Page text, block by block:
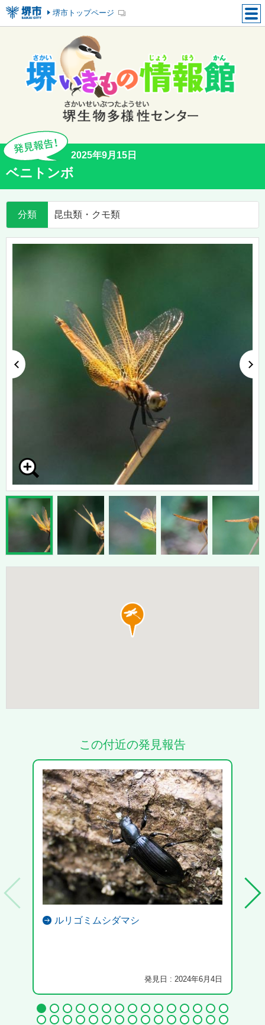
堺市トップページ
2025年9月15日
ベニトンボ
分類 昆虫類・クモ類
この付近の発見報告
ルリゴミムシダマシ
発見日 : 2024年6月4日